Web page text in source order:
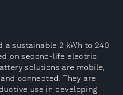
a sustainable 2 kWh to 240
on second-life electric
solutions are mobile,
connected. They are
use in developing